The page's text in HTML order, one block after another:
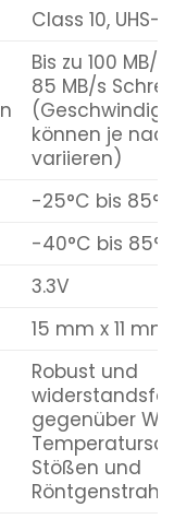
Class 10, UHS-I
Bis zu 100 MB/
85 MB/s
können je
variieren)
-25°C bis
-40°C bis
3.3V
15 mm x 11
Robust und
gegenüber
Stößen und